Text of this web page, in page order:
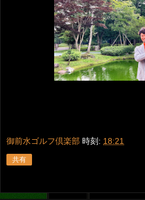
御前水ゴルフ倶楽部 時刻: 18:21
共有